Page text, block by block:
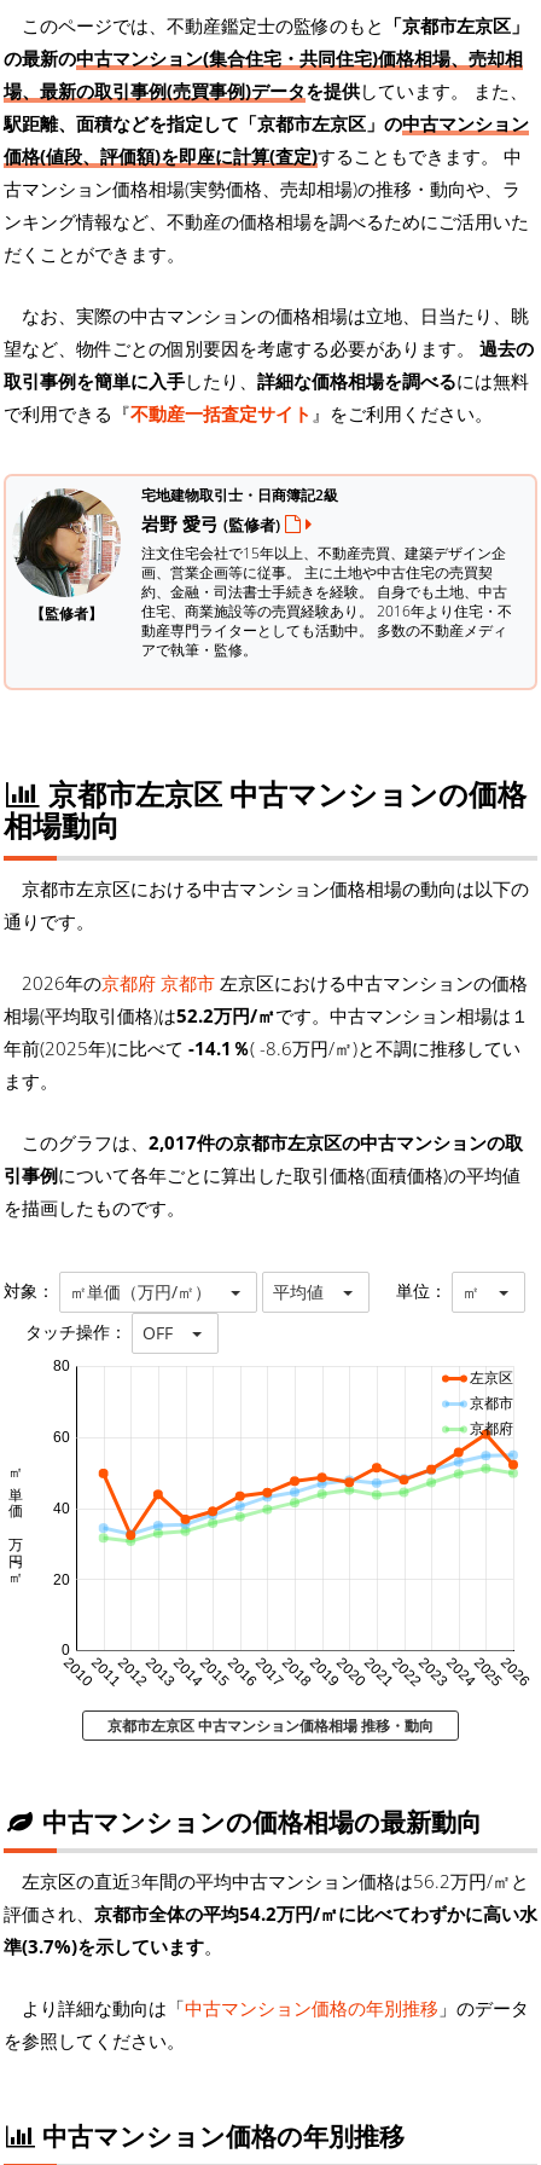
このページでは、不動産鑑定士の監修のもと 「京都市左京区」
の最新の中古マンション(集合住宅・共同住宅)価格相場、売却相
場、最新の取引事例(売買事例)データを提供しています。 また、
駅距離、面積などを指定して「京都市左京区」の中古マンション
価格(値段、評価額)を即座に計算(査定)することもできます。 中
古マンション価格相場(実勢価格、売却相場)の推移・動向や、ラ
ンキング情報など、不動産の価格相場を調べるためにご活用いた
だくことができます。
なお、実際の中古マンションの価格相場は立地、日当たり、眺
望など、物件ごとの個別要因を考慮する必要があります。 過去の
取引事例を簡単に入手したり、 詳細な価格相場を調べるには無料
で利用できる『不動産一括査定サイト 』をご利用ください。
【監修者】
宅地建物取引士・日商簿記2級
岩野 愛弓 (監修者)
注文住宅会社で15年以上、不動産売買、建築デザイン企
画、営業企画等に従事。 主に土地や中古住宅の売買契
約、金融・司法書士手続きを経験。 自身でも土地、中古
住宅、商業施設等の売買経験あり。 2016年より住宅・不
動産専門ライターとしても活動中。 多数の不動産メディ
アで執筆・監修。
京都市左京区 中古マンションの価格
相場動向
京都市左京区における中古マンション価格相場の動向は以下の
通りです。
2026年の京都府 京都市 左京区における中古マンションの価格
相場(平均取引価格)は52.2万円/㎡です。中古マンション相場は１
年前(2025年)に比べて -14.1％( -8.6万円/㎡)と不調に推移してい
ます。
このグラフは、 2,017件の京都市左京区の中古マンションの取
引事例について各年ごとに算出した取引価格(面積価格)の平均値
を描画したものです。
対象： ㎡単価（万円/㎡） 平均値 単位： ㎡
タッチ操作： OFF
20102011201220132014201520162017201820192020202120222023202420252026
0
20
40
60
80
㎡単価 万円/㎡
左京区
京都市
京都府
京都市左京区 中古マンション価格相場 推移・動向
中古マンションの価格相場の最新動向
左京区の直近3年間の平均中古マンション価格は56.2万円/㎡と
評価され、 京都市全体の平均54.2万円/㎡に比べてわずかに高い水
準(3.7%)を示しています。
より詳細な動向は「中古マンション価格の年別推移 」のデータ
を参照してください。
中古マンション価格の年別推移